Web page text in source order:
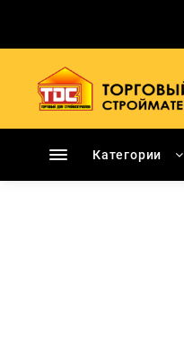
содержимому
Категории